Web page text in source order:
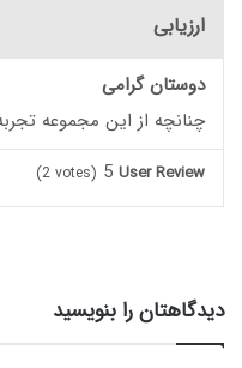
ارزیابی
دوستان گرامی
چنانچه از این مجموعه
User Review
5
(2 votes)
دیدگاهتان را بنویسید